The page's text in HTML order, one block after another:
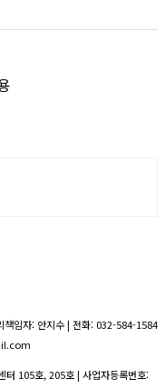
책임자: 안지수 | 전화: 032-584-1584
터 105호, 205호 | 사업자등록번호: